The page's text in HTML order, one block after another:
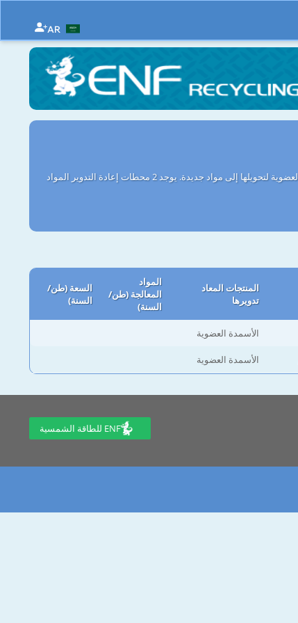
AR
دليل محطات إعادة التدوير المواد العضوية مغربي - تعرض الشركات في المغرب التي تقوم بمعالجة مخلفات المواد العضوية لتحويلها إلى مواد جديدة. يوجد 2 محطات إعادة التدوير المواد
المنتجات المعاد
تدويرها
المواد
المعالجة (طن/
السنة)
السعة (طن/
السنة)
الأسمدة العضوية
الأسمدة العضوية
ENF للطاقة الشمسية